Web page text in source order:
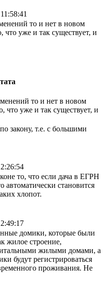
то и нет в новом
что уже и так существует, и
то и нет в новом
что уже и так существует, и
закону, т.е. с большими
то, что если дача в ЕГРН
автоматически становится
хлопот.
домики, которые были
жилое строение,
жилыми домами, а
будут регистрироваться
проживания. Не